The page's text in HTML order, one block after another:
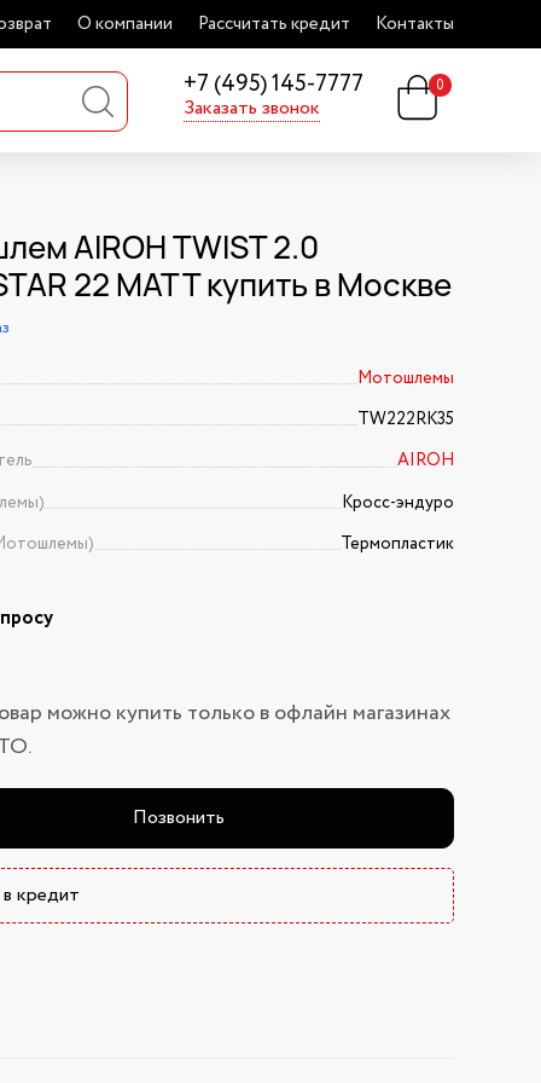
О компании Рассчитать кредит Контакты
+7 (495) 145-7777
Заказать звонок
0
AIROH TWIST 2.0
22 MATT купить в Москве
Мотошлемы
TW222RK35
AIROH
Кросс-эндуро
Термопластик
можно купить только в офлайн магазинах
Позвонить
кредит